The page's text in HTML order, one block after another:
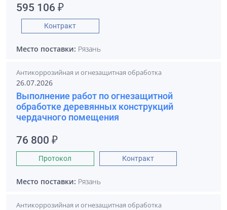
595 106 ₽
Контракт
Место поставки: Рязань
Антикоррозийная и огнезащитная обработка
26.07.2026
Выполнение работ по огнезащитной
обработке деревянных конструкций
чердачного помещения
76 800 ₽
Протокол Контракт
Место поставки: Рязань
Антикоррозийная и огнезащитная обработка